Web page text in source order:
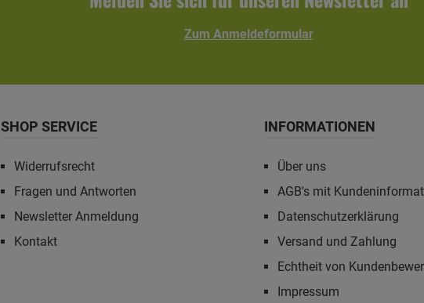
Profilschalung mit Nut und Feder sowie einer umlaufenden
Aluminium-Abschlusskante. Die Eindeckung erfolgt mit
einer aluminiumbeschichteten, selbstklebenden Dachbahn
Verlängerung für den Anbau ist als Zubehör erhältlich.
Sockelmaß: 168 x 253 cm- Grundfläche: 4,25 m²- umbauter
Dachbahn- Dachneigung: 2°, Gefälle nach hinten-
Aluminium-Abschlusskante- inkl. Montagematerial und
Aufbauanleitung Zusatzinformationen:5 Jahre Garantie
auf Holz, Konstruktion und Standsicherheit bei
ordnungsgemäßer Montage und Pflege gemäß
Zum Anmeldeformular
SHOP SERVICE
Widerrufsrecht
Fragen und Antworten
Newsletter Anmeldung
Kontakt
INFORMATIONEN
Über uns
AGB's mit
Datenschutzerklärung
Versand und Zahlung
Echtheit von
Impressum